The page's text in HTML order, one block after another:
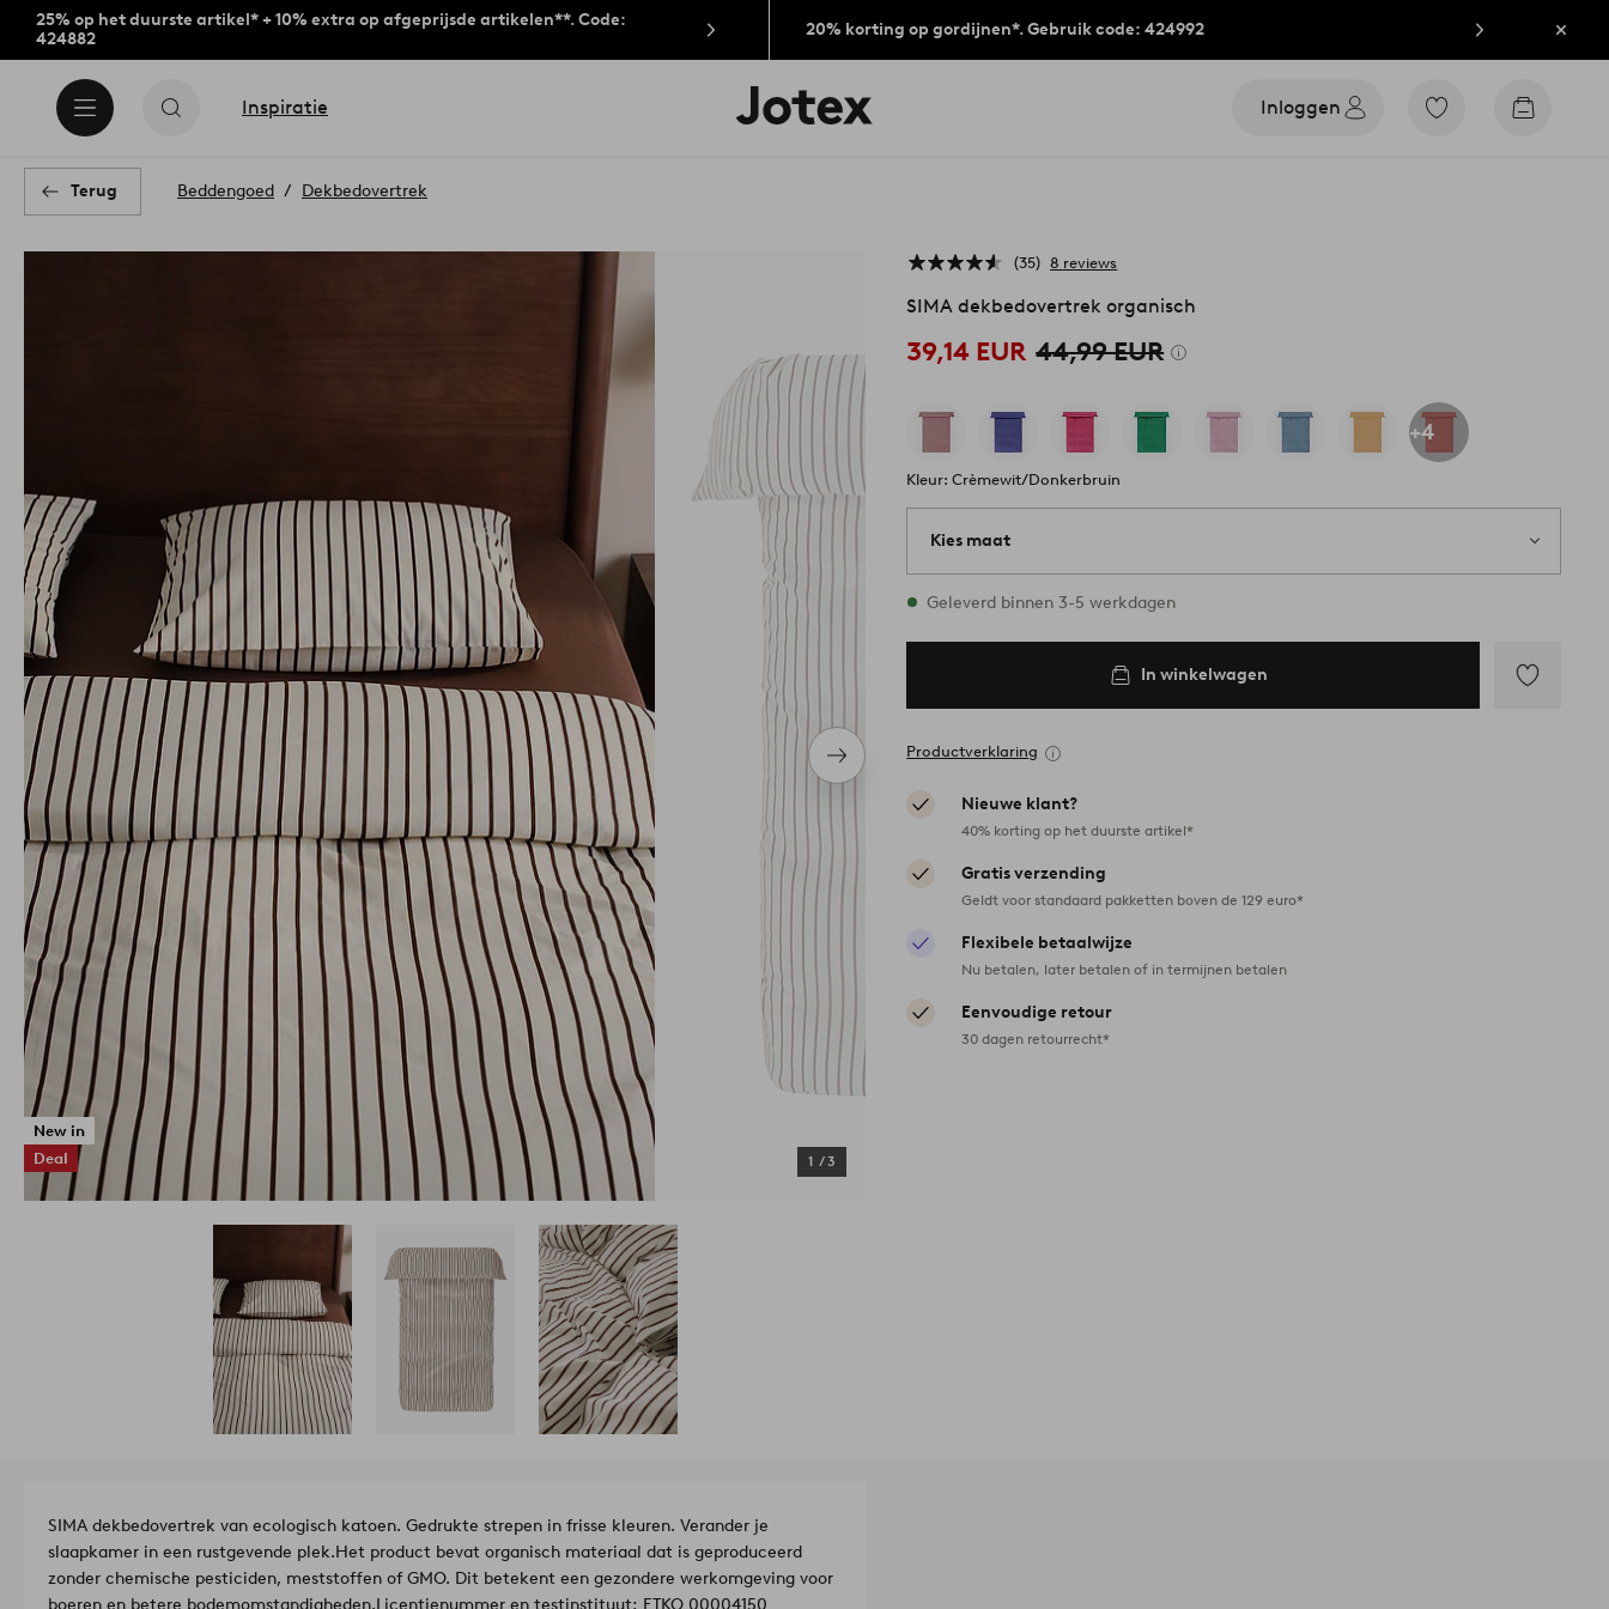
25% op het duurste artikel* + 10% extra op afgeprijsde artikelen**. Code:
424882
20% korting op gordijnen*. Gebruik code: 424992
Inspiratie
Jotex
logo
Inloggen
Ga
Go
Terug Beddengoed Dekbedovertrek
Volgend
item
New in
Deal
1 /3
35 8 reviews
SIMA dekbedovertrek organisch
39,14 EUR 44,99 EUR
+4
Kleur: Crèmewit/Donkerbruin
Kies maat
1 maten op voorraad
Geleverd binnen 3-5 werkdagen
In winkelwagen
Productverklaring
Nieuwe klant?
40% korting op het duurste artikel*
Gratis verzending
Geldt voor standaard pakketten boven de 129 euro*
Flexibele betaalwijze
Nu betalen, later betalen of in termijnen betalen
Eenvoudige retour
30 dagen retourrecht*
SIMA dekbedovertrek van ecologisch katoen. Gedrukte strepen in frisse kleuren. Verander je
slaapkamer in een rustgevende plek.Het product bevat organisch materiaal dat is geproduceerd
zonder chemische pesticiden, meststoffen of GMO. Dit betekent een gezondere werkomgeving voor
boeren en betere bodemomstandigheden.Licentienummer en testinstituut: ETKO 00004150